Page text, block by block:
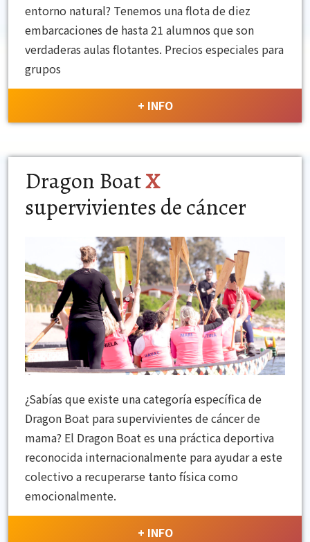
entorno natural? Tenemos una flota de diez
embarcaciones de hasta 21 alumnos que son
verdaderas aulas flotantes. Precios especiales para
grupos
+ INFO
Dragon BoatX
supervivientes de cáncer
¿Sabías que existe una categoría específica de
Dragon Boat para supervivientes de cáncer de
mama? El Dragon Boat es una práctica deportiva
reconocida internacionalmente para ayudar a este
colectivo a recuperarse tanto física como
emocionalmente.
+ INFO